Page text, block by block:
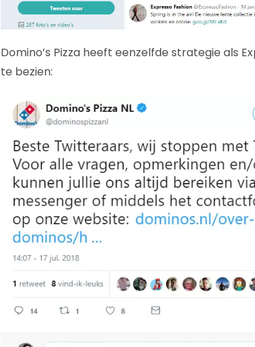
Domino’s Pizza heeft eenzelfde strategie als
te bezien: